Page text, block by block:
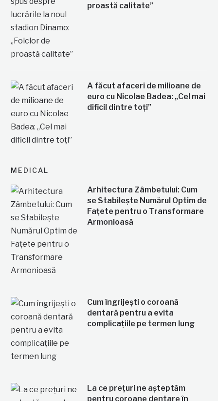
proastă calitate”
A făcut afaceri de milioane de
euro cu Nicolae Badea: „Cel mai
dificil dintre toți”
MEDICAL
Arhitectura Zâmbetului: Cum
se Stabilește Numărul Optim de
Fațete pentru o Transformare
Armonioasă
Cum îngrijești o coroană
dentară pentru a evita
complicațiile pe termen lung
La ce prețuri ne așteptăm
pentru coroane dentare în